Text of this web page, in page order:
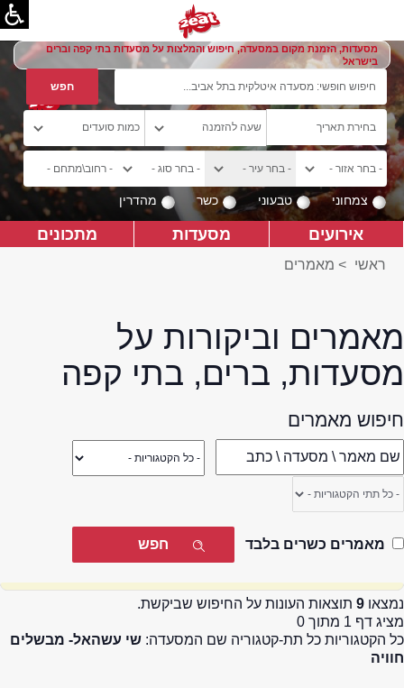
מסעדות, הזמנת מקום במסעדה, חיפוש והמלצות על מסעדות בתי קפה וברים
בישראל
צמחוני טבעוני כשר מהדרין
אירועים מסעדות מתכונים
ראשי > מאמרים
מאמרים וביקורות על
מסעדות, ברים, בתי קפה
חיפוש מאמרים
מאמרים כשרים בלבד
נמצאו 9 תוצאות העונות על החיפוש שביקשת.
מציג דף 1 מתוך 0
כל הקטגוריות כל תת-קטגוריה שם המסעדה: שי עשהאל- מבשלים
חוויה